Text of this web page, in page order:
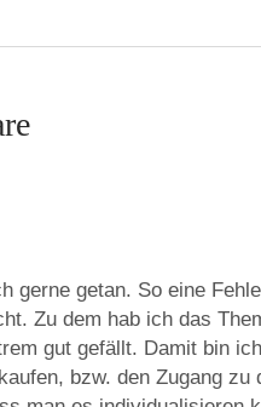
gerne getan. So eine
Zu dem hab ich das
gut gefällt. Damit bin
bzw. den Zugang